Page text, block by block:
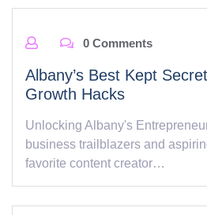
0 Comments
Albany’s Best Kept
Growth Hacks
Unlocking Albany's
business trailblazers and
favorite content creator…